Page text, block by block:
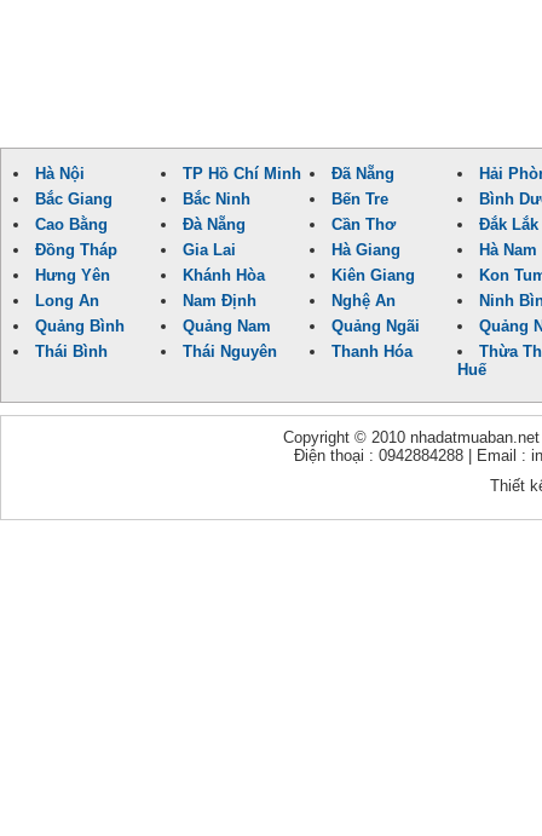
Hà Nội TP Hồ Chí Minh Đã Nẵng
Hải
Bắc Giang
Bắc Ninh Bến Tre
Bình
Cao Bằng
Đà Nẵng Cần Thơ
Đắk Lắk
Đồng Tháp
Gia Lai Hà Giang
Hà Nam
Hưng Yên
Khánh Hòa Kiên Giang
Kon
Long An
Nam Định Nghệ An
Ninh
Quảng Bình
Quảng Nam Quảng Ngãi
Quảng
Thái Bình
Thái Nguyên Thanh Hóa
Thừa
Huế
Copyright © 2010
Điện thoại : 0942884288 | Email :
Thiết